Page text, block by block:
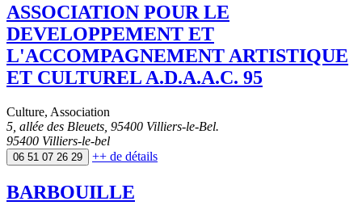
ASSOCIATION POUR LE
DEVELOPPEMENT ET
L'ACCOMPAGNEMENT ARTISTIQUE
ET CULTUREL A.D.A.A.C. 95
Culture, Association
5, allée des Bleuets, 95400 Villiers-le-Bel.
95400 Villiers-le-bel
06 51 07 26 29 ++ de détails
BARBOUILLE